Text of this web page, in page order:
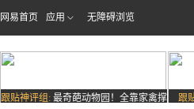
网易首页 应用 无障碍浏览
跟贴神评组: 最奇葩动物园！全靠家禽撑
跟